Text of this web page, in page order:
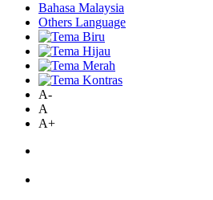
Bahasa Malaysia
Others Language
A-
A
A+